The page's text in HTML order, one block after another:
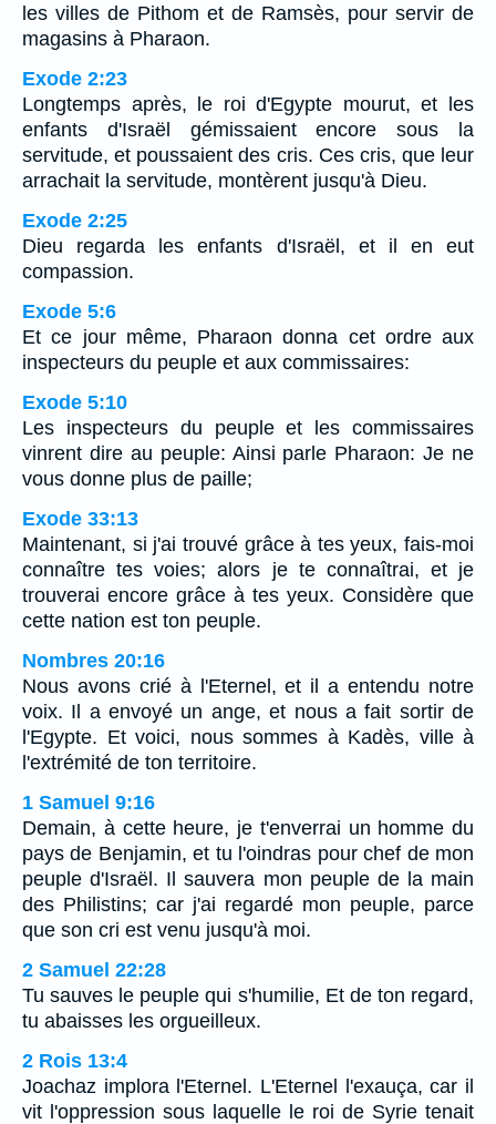
les villes de Pithom et de Ramsès, pour servir de
magasins à Pharaon.
Exode 2:23
Longtemps après, le roi d'Egypte mourut, et les
enfants d'Israël gémissaient encore sous la
servitude, et poussaient des cris. Ces cris, que leur
arrachait la servitude, montèrent jusqu'à Dieu.
Exode 2:25
Dieu regarda les enfants d'Israël, et il en eut
compassion.
Exode 5:6
Et ce jour même, Pharaon donna cet ordre aux
inspecteurs du peuple et aux commissaires:
Exode 5:10
Les inspecteurs du peuple et les commissaires
vinrent dire au peuple: Ainsi parle Pharaon: Je ne
vous donne plus de paille;
Exode 33:13
Maintenant, si j'ai trouvé grâce à tes yeux, fais-moi
connaître tes voies; alors je te connaîtrai, et je
trouverai encore grâce à tes yeux. Considère que
cette nation est ton peuple.
Nombres 20:16
Nous avons crié à l'Eternel, et il a entendu notre
voix. Il a envoyé un ange, et nous a fait sortir de
l'Egypte. Et voici, nous sommes à Kadès, ville à
l'extrémité de ton territoire.
1 Samuel 9:16
Demain, à cette heure, je t'enverrai un homme du
pays de Benjamin, et tu l'oindras pour chef de mon
peuple d'Israël. Il sauvera mon peuple de la main
des Philistins; car j'ai regardé mon peuple, parce
que son cri est venu jusqu'à moi.
2 Samuel 22:28
Tu sauves le peuple qui s'humilie, Et de ton regard,
tu abaisses les orgueilleux.
2 Rois 13:4
Joachaz implora l'Eternel. L'Eternel l'exauça, car il
vit l'oppression sous laquelle le roi de Syrie tenait